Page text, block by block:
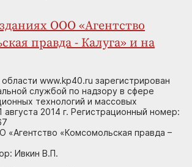
ООО «Агентство
правда - Калуга» и на
www.kp40.ru зарегистрирован
службой по надзору в сфере
технологий и массовых
августа 2014 г. Регистрационный номер:
«Агентство «Комсомольская правда –
Ивкин В.П.